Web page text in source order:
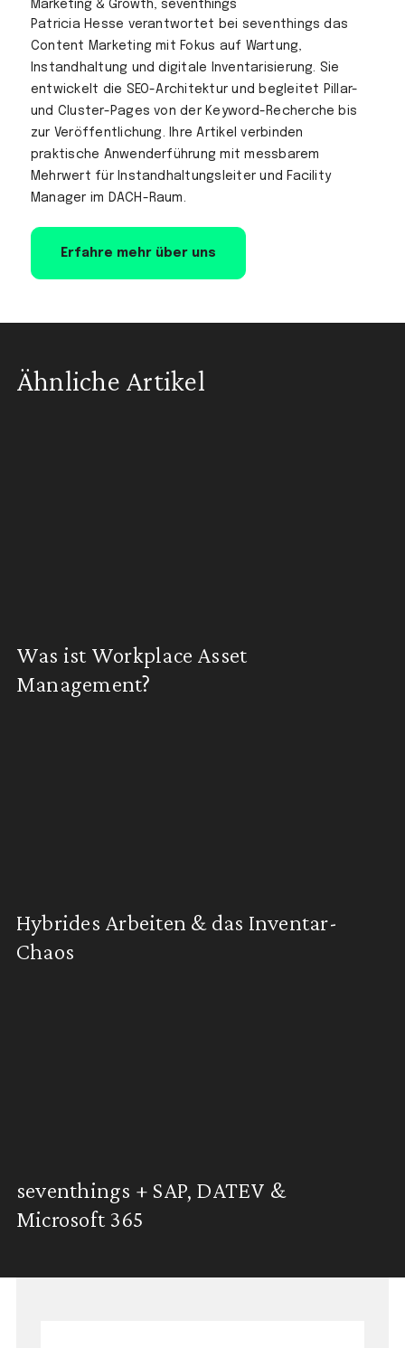
Marketing & Growth, seventhings
Patricia Hesse verantwortet bei seventhings das
Content Marketing mit Fokus auf Wartung,
Instandhaltung und digitale Inventarisierung. Sie
entwickelt die SEO-Architektur und begleitet Pillar-
und Cluster-Pages von der Keyword-Recherche bis
zur Veröffentlichung. Ihre Artikel verbinden
praktische Anwenderführung mit messbarem
Mehrwert für Instandhaltungsleiter und Facility
Manager im DACH-Raum.
Erfahre mehr über uns
Ähnliche Artikel
Was ist Workplace Asset
Management?
Hybrides Arbeiten & das Inventar-
Chaos
seventhings + SAP, DATEV &
Microsoft 365